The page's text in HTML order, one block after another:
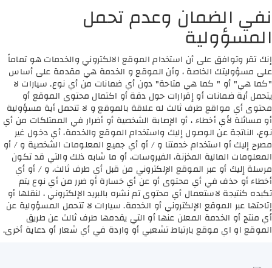
نفي الضمان وعدم تحمل
المسؤولية
إنك تقر وتوافق على أن استخدام الموقع الالكتروني والخدمات هو تماماً
على مسؤوليتك الخاصة ، وأن الموقع و الخدمة هي مقدمة على أساس
"كما هي" أو " كما هي متاحة" دون أي ضمانات من أي نوع. سيارات لا
يتحمل أية ضمانات أو إقرارات حول دقة أو اكتمال محتوى الموقع أو
محتوى أي مواقع طرف ثالث له علاقة بالموقع و لا تتحمل أية مسؤولية
أو مسائلة لأي أخطاء ، أو الإصابة الشخصية أو أضرار في الممتلكات من أي
نوع، الناتجة عن الوصول إليك واستخدام الموقع والخدمة، أي دخول غير
مصرح إليك أو استخدام خدمتنا و / أو أي جميع المعلومات الشخصية و / أو
المعلومات المالية المخزنة، الفيروسات، أو ما شابه ذلك والتي قد تكون
مرسلة إليك أو عبر الموقع الإلكتروني من قبل أي طرف ثالث، و / أو أي
أخطاء أو حذف في أي محتوى أو عن أي خسارة أو ضرر من أي نوع يتم
تكبده كنتيجة لاستعمال أي محتوى تم نشره بالبريد الإلكتروني ، لنقلها أو
إتاحتها عبر الموقع الإلكتروني أو الخدمة. سيارات لا تتحمل المسؤولية عن
أي منتج أو الخدمة المعلن عنها أو التي يقدمها طرف ثالث عن طريق
الموقع او اي موقع بارتباط تشعبي أو واردة في أي شعار أو دعاية أخرى.